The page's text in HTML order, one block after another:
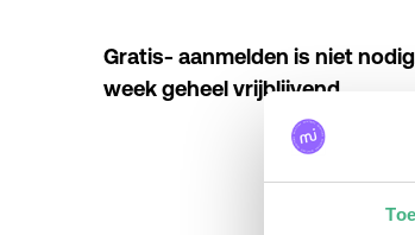
Gratis- aanmelden is niet
week geheel vrijblijvend.